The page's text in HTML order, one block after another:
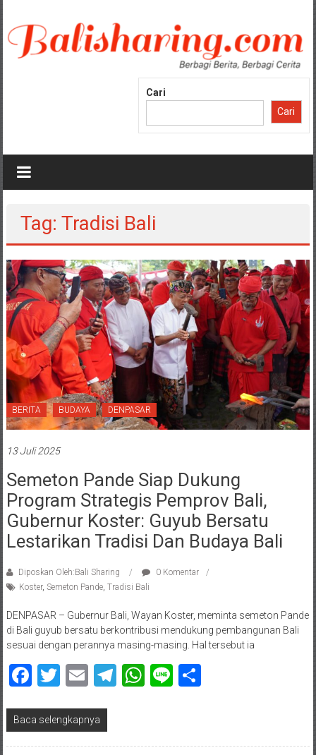
konten
Cari
Cari
Tag: Tradisi Bali
BERITA BUDAYA DENPASAR
13 Juli 2025
Semeton Pande Siap Dukung
Program Strategis Pemprov Bali,
Gubernur Koster: Guyub Bersatu
Lestarikan Tradisi Dan Budaya Bali
Diposkan Oleh:Bali Sharing
0 Komentar
Koster, Semeton Pande, Tradisi Bali
DENPASAR – Gubernur Bali, Wayan Koster, meminta semeton Pande
di Bali guyub bersatu berkontribusi mendukung pembangunan Bali
sesuai dengan perannya masing-masing. Hal tersebut ia
Facebook
Twitter
EmailTelegram
WhatsApp
LineShare
Baca selengkapnya